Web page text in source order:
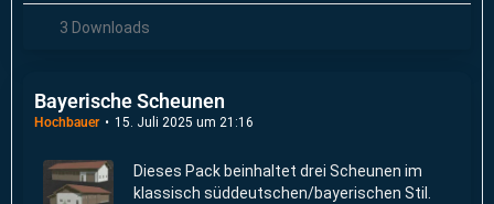
3 Downloads
Bayerische Scheunen
Hochbauer 15. Juli 2025 um 21:16
Dieses Pack beinhaltet drei Scheunen im
klassisch süddeutschen/bayerischen Stil.